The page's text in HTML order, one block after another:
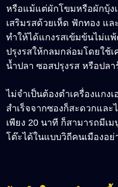
หรือแม้แต่ผักโขมหรือผักบุ้
เสริมรสด้วยเห็ด ฟักทอง แล
ทำให้ได้แกงรสเข้มข้นไม่แ
ปรุงรสให้กลมกล่อมโดยใช้เ
น้ำปลา ซอสปรุงรส หรือปลา
ไม่จำเป็นต้องตำเครื่องแกง
สำเร็จจากซองก็สะดวกและ
เพียง 20 นาที ก็สามารถมีเ
โต๊ะได้ในแบบวิถีคนเมืองอย่